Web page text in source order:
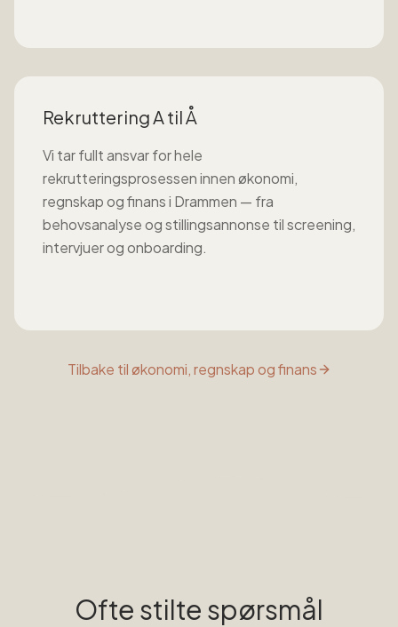
Rekruttering A til Å
Vi tar fullt ansvar for hele
rekrutteringsprosessen innenøkonomi,
regnskap og finansi Drammen — fra
behovsanalyse og stillingsannonse til screening,
intervjuer og onboarding.
Tilbake tiløkonomi, regnskap og finans
Ofte stilte spørsmål